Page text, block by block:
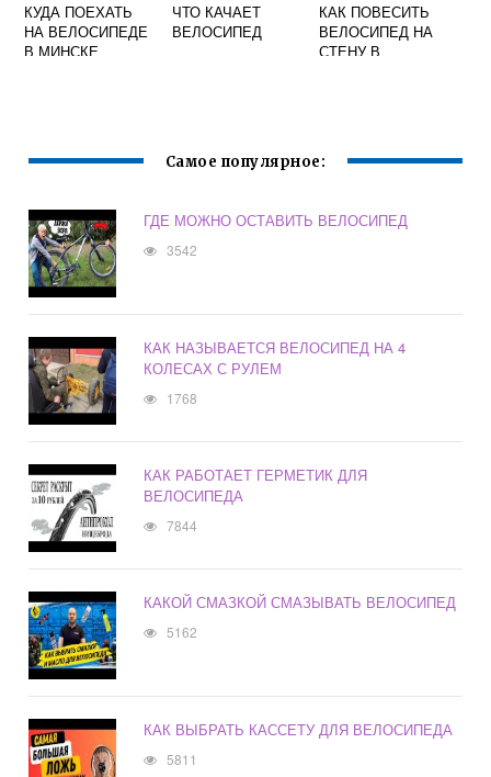
КУДА ПОЕХАТЬ
НА ВЕЛОСИПЕДЕ
В МИНСКЕ
ЧТО КАЧАЕТ
ВЕЛОСИПЕД
КАК ПОВЕСИТЬ
ВЕЛОСИПЕД НА
СТЕНУ В
Самое популярное:
ГДЕ МОЖНО ОСТАВИТЬ ВЕЛОСИПЕД
3542
КАК НАЗЫВАЕТСЯ ВЕЛОСИПЕД НА 4
КОЛЕСАХ С РУЛЕМ
1768
КАК РАБОТАЕТ ГЕРМЕТИК ДЛЯ
ВЕЛОСИПЕДА
7844
КАКОЙ СМАЗКОЙ СМАЗЫВАТЬ ВЕЛОСИПЕД
5162
КАК ВЫБРАТЬ КАССЕТУ ДЛЯ ВЕЛОСИПЕДА
5811